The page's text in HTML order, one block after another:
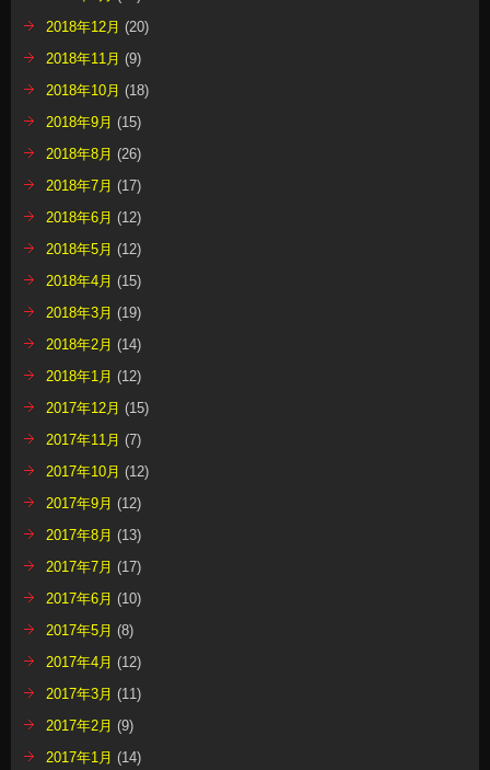
2018年12月 (20)
2018年11月 (9)
2018年10月 (18)
2018年9月 (15)
2018年8月 (26)
2018年7月 (17)
2018年6月 (12)
2018年5月 (12)
2018年4月 (15)
2018年3月 (19)
2018年2月 (14)
2018年1月 (12)
2017年12月 (15)
2017年11月 (7)
2017年10月 (12)
2017年9月 (12)
2017年8月 (13)
2017年7月 (17)
2017年6月 (10)
2017年5月 (8)
2017年4月 (12)
2017年3月 (11)
2017年2月 (9)
2017年1月 (14)